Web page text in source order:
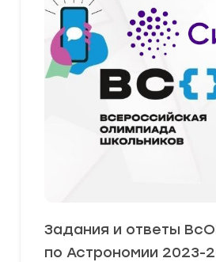
Задания и ответы
по Астрономии 2023-